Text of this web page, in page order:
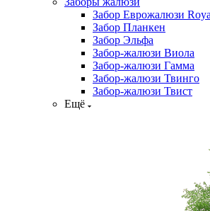
Забор Еврожалюзи
Забор Планкен
Забор Эльфа
Забор-жалюзи Виола
Забор-жалюзи Гамма
Забор-жалюзи Твинго
Забор-жалюзи Твист
Ещё